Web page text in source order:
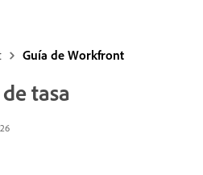
Guía de Workfront
tasa